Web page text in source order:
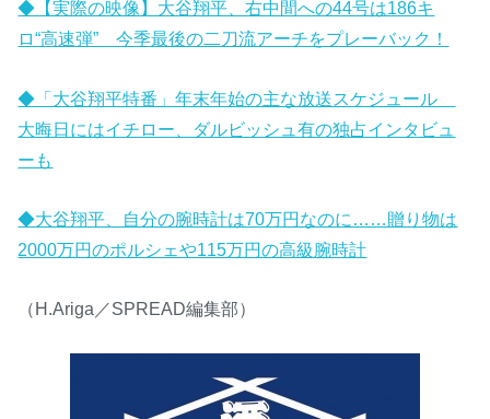
◆【実際の映像】大谷翔平、右中間への44号は186キ
ロ“高速弾” 今季最後の二刀流アーチをプレーバック！
◆「大谷翔平特番」年末年始の主な放送スケジュール
大晦日にはイチロー、ダルビッシュ有の独占インタビュ
ーも
◆大谷翔平、自分の腕時計は70万円なのに……贈り物は
2000万円のポルシェや115万円の高級腕時計
（H.Ariga／SPREAD編集部）